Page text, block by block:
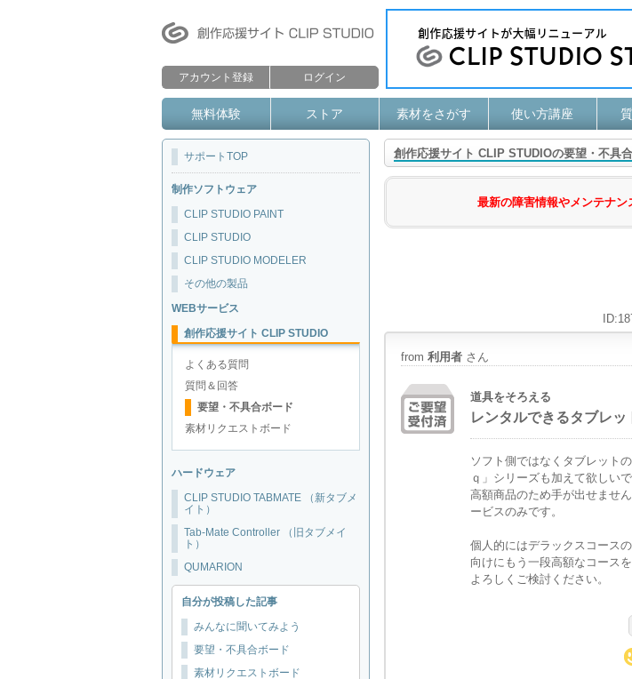
アカウント登録 ログイン
無料体験 ストア 素材をさがす 使い方講座
サポートTOP
制作ソフトウェア
CLIP STUDIO PAINT
CLIP STUDIO
CLIP STUDIO MODELER
その他の製品
WEBサービス
創作応援サイト CLIP STUDIO
よくある質問
質問＆回答
要望・不具合ボード
素材リクエストボード
ハードウェア
CLIP STUDIO TABMATE （新タブメ
イト）
Tab-Mate Controller （旧タブメイ
ト）
QUMARION
自分が投稿した記事
みんなに聞いてみよう
要望・不具合ボード
素材リクエストボード
創作応援サイト CLIP STUDIOの要望・不具
最新の障害情報やメンテナン
from 利用者 さん
道具をそろえる
レンタルできるタブレ
ソフト側ではなくタブレット
ｑ」シリーズも加えて欲しいで
高額商品のため手が出せませ
ービスのみです。
個人的にはデラックスコース
向けにもう一段高額なコース
よろしくご検討ください。